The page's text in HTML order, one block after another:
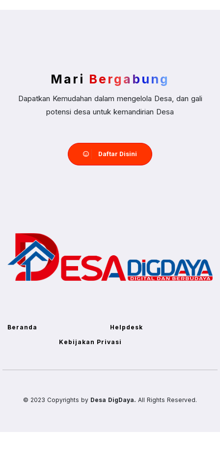
Mari Bergabung
Dapatkan Kemudahan dalam mengelola Desa, dan gali
potensi desa untuk kemandirian Desa
Daftar Disini
Beranda
Helpdesk
Kebijakan Privasi
© 2023 Copyrights by Desa DigDaya. All Rights Reserved.